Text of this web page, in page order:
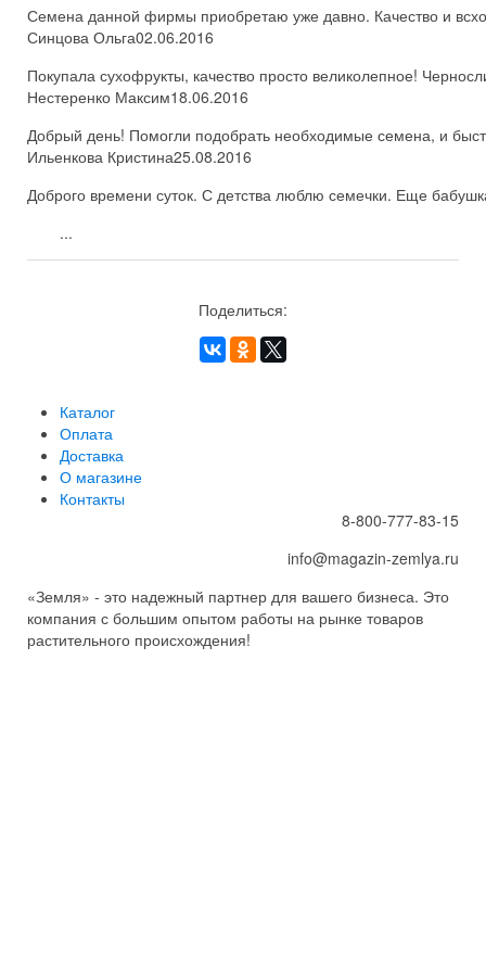
Семена данной фирмы приобретаю уже давно. Качество и
Синцова Ольга02.06.2016
Покупала сухофрукты, качество просто великолепное!
Нестеренко Максим18.06.2016
Добрый день! Помогли подобрать необходимые семена, и
Ильенкова Кристина25.08.2016
Доброго времени суток. С детства люблю семечки. Еще
...
Поделиться:
Каталог
Оплата
Доставка
О магазине
Контакты
8-800-777-83-15
info@magazin-zemlya.ru
«Земля» - это надежный партнер для вашего бизнеса. Это
компания с большим опытом работы на рынке товаров
растительного происхождения!